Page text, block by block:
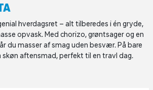
hverdagsret – alt tilberedes i én gryde,
opvask. Med chorizo, grøntsager og en
du masser af smag uden besvær. På bare
skøn aftensmad, perfekt til en travl dag.